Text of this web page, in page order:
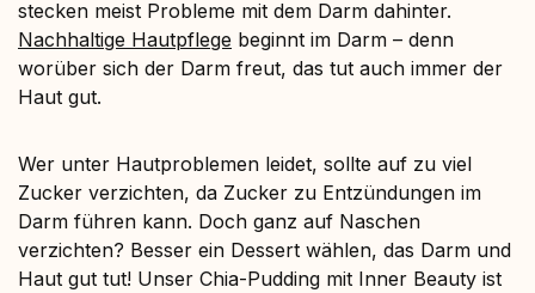
stecken meist Probleme mit dem Darm dahinter.
Nachhaltige Hautpflege beginnt im Darm – denn
worüber sich der Darm freut, das tut auch immer der
Haut gut.
Wer unter Hautproblemen leidet, sollte auf zu viel
Zucker verzichten, da Zucker zu Entzündungen im
Darm führen kann. Doch ganz auf Naschen
verzichten? Besser ein Dessert wählen, das Darm und
Haut gut tut! Unser Chia-Pudding mit Inner Beauty ist